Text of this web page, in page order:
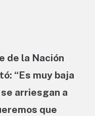
de la Nación
“Es muy baja
arriesgan a
que